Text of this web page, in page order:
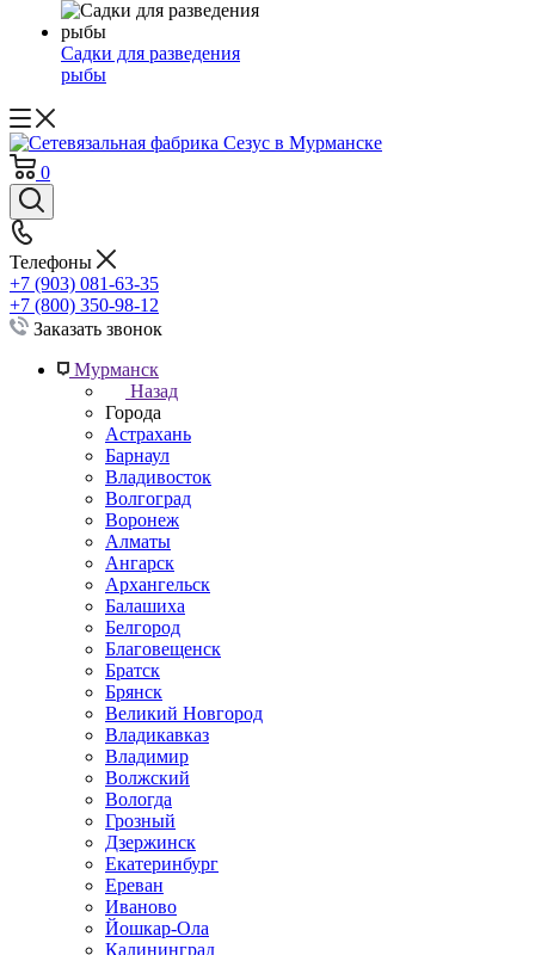
Садки для разведения
рыбы
0
Телефоны
+7 (903) 081-63-35
+7 (800) 350-98-12
Заказать звонок
Мурманск
Назад
Города
Астрахань
Барнаул
Владивосток
Волгоград
Воронеж
Алматы
Ангарск
Архангельск
Балашиха
Белгород
Благовещенск
Братск
Брянск
Великий Новгород
Владикавказ
Владимир
Волжский
Вологда
Грозный
Дзержинск
Екатеринбург
Ереван
Иваново
Йошкар-Ола
Калининград